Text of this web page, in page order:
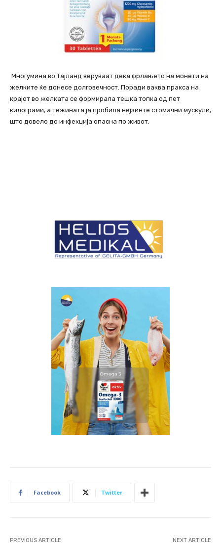
Многумина во Тајланд веруваат дека фрлањето на монети на
желките ќе донесе долговечност. Поради ваква пракса на
крајот во желката се формирала тешка топка од пет
килограми, а тежината ја пробила нејзинте стомачни мускули,
што довело до инфекција опасна по живот.
Facebook Twitter
PREVIOUS ARTICLE NEXT ARTICLE